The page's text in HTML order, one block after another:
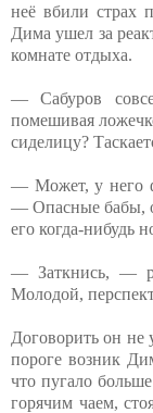
неё вбили страх
Дима ушел за
комнате отдыха.
— Сабуров
помешивая
сиделицу?
— Может, у него
— Опасные бабы,
его когда-нибудь
— Заткнись, —
Молодой,
Договорить он не
пороге возник
что пугало
горячим чаем,